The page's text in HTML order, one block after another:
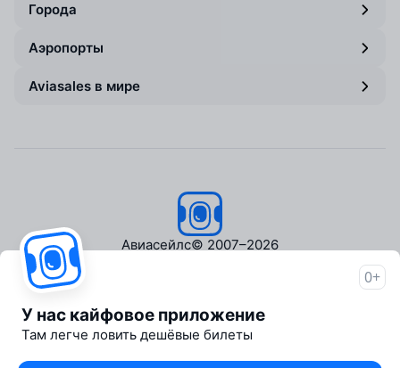
Города
Аэропорты
Aviasales в мире
Авиасейлс© 2007–2026
Пресс‑центр
Travelpayouts
Партнёрская программа
0+
У нас кайфовое приложение
Там легче ловить дешёвые билеты